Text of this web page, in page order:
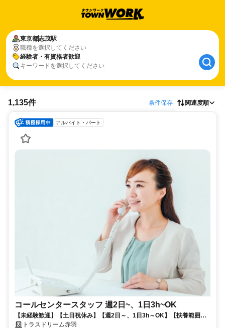
東京都志茂駅
職種を選択してください
経験者・有資格者歓迎
キーワードを選択してください
1,135件 条件保存 関連度順
アルバイト・パート
コールセンタースタッフ 週2日~、1日3h~OK
【未経験歓迎】【土日祝休み】【週2日～、1日3h～OK】【扶養範囲内
可】休み希望100％OK！シフト制ではないので当日休みも問題ありませ
トラスドリーム赤羽